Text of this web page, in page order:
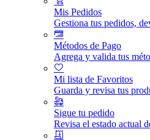
Mis Pedidos
Gestiona tus pedidos,
Métodos de Pago
Agrega y valida tus
Mi lista de Favoritos
Guarda y revisa tus
Sigue tu pedido
Revisa el estado actual